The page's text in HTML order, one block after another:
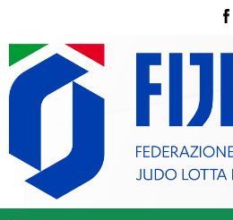
La
Contatti
Norme e modulistica
Classifica Società Sportive
tesserati
Giustizia